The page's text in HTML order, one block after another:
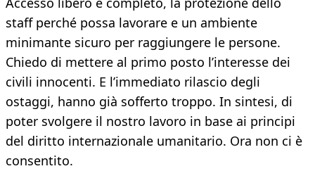
staff perché possa lavorare e un ambiente
minimante sicuro per raggiungere le persone.
Chiedo di mettere al primo posto l’interesse dei
civili innocenti. E l’immediato rilascio degli
ostaggi, hanno già sofferto troppo. In sintesi, di
poter svolgere il nostro lavoro in base ai principi
del diritto internazionale umanitario. Ora non ci è
consentito.